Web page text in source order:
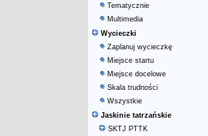
Tematycznie
Multimedia
Wycieczki
Zaplanuj wycieczkę
Miejsce startu
Miejsce docelowe
Skala trudności
Wszystkie
Jaskinie tatrzańskie
SKTJ PTTK